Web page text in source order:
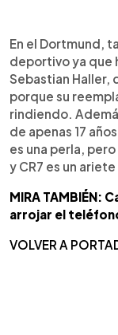
En el Dortmund,
deportivo ya que
Sebastian Haller,
porque su
rindiendo.
de apenas 17
es una perla,
y CR7 es un
MIRA TAMBIÉN:
arrojar el
VOLVER A